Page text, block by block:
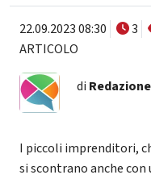
22.09.2023 08:30 3
ARTICOLO
di Redazione
I piccoli imprenditori,
si scontrano anche